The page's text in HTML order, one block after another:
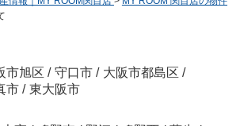
市旭区 / 守口市 / 大阪市都島区 /
市 / 東大阪市